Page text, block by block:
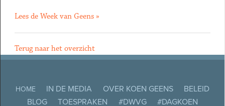
Lees de Week van Geens »
Terug naar het overzicht
HOME IN DE MEDIA OVER KOEN GEENS
BELEID
BLOG
TOESPRAKEN #DWVG
#DAGKOEN